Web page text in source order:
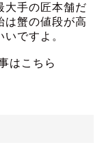
大手の匠本舗だ
は蟹の値段が高
ですよ。
はこちら